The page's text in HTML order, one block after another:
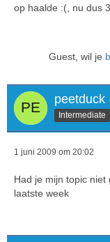
op haalde :(, nu dus
Guest, wil je
peetduck
Intermediate
1 juni 2009 om 20:02
Had je mijn topic niet
laatste week